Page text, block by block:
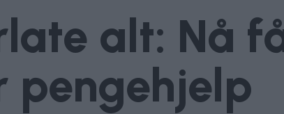
alt: Nå
pengehjelp